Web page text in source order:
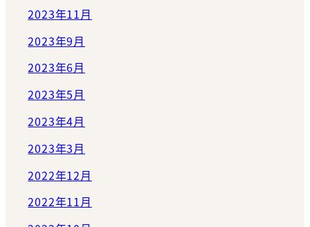
2023年11月
2023年9月
2023年6月
2023年5月
2023年4月
2023年3月
2022年12月
2022年11月